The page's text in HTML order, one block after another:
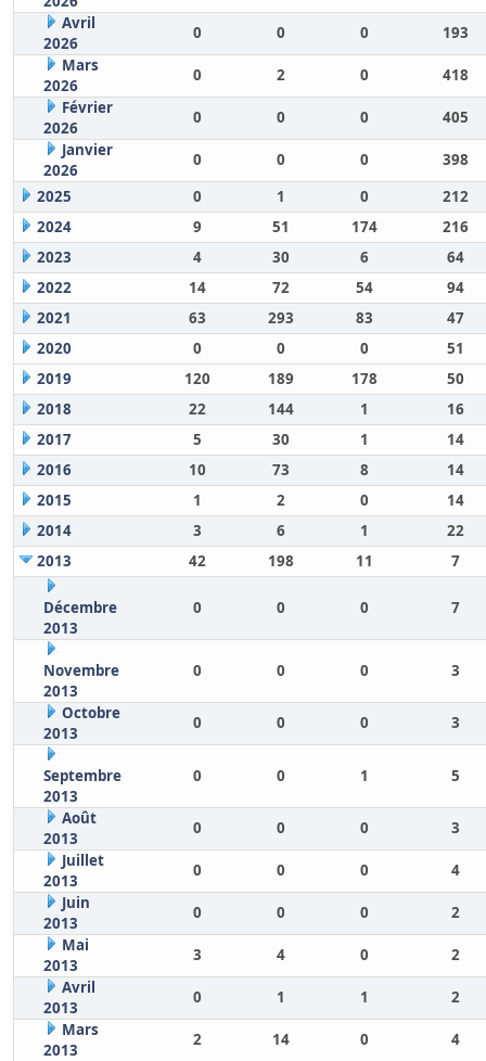
Avril
2026
0 0 0
193
Mars
2026
0 2 0
418
Février
2026
0 0 0
405
Janvier
2026
0 0 0
398
2025
0 1 0
212
2024
9 51 174
216
2023
4 30 6
64
2022
14 72 54
94
2021
63 293 83
47
2020
0 0 0
51
2019
120 189 178
50
2018
22 144 1
16
2017
5 30 1
14
2016
10 73 8
14
2015
1 2 0
14
2014
3 6 1
22
2013
42 198 11 7
Décembre
2013
0 0 0 7
Novembre
2013
0 0 0 3
Octobre
2013
0 0 0 3
Septembre
2013
0 0 1 5
Août
2013
0 0 0
3
Juillet
2013
0 0 0
4
Juin
2013
0 0 0
2
Mai
2013
3 4 0
2
Avril
2013
0 1 1
2
Mars
2013
2 14 0
4